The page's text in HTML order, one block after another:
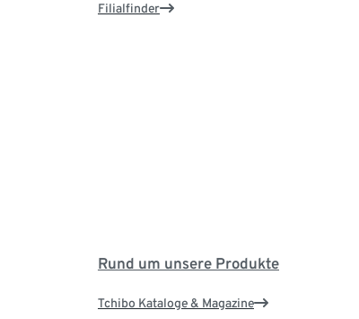
Filialfinder
Rund um unsere Produkte
Tchibo Kataloge & Magazine